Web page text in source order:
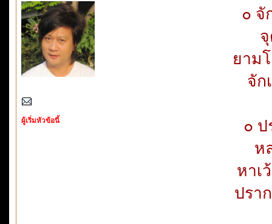
ผู้เริ่มหัวข้อนี้
๐ จั
ยาม
จัก
๐
ห
หาเ
ปรา